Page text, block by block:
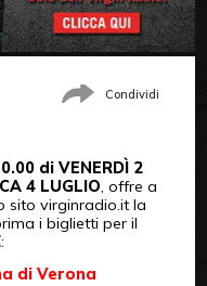
Condividi
di VENERDÌ 2
4 LUGLIO, offre a
sito virginradio.it la
i biglietti per il
:
di Verona